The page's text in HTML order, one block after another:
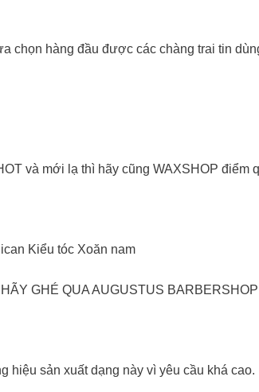
chọn hàng đầu được các chàng trai tin
và mới lạ thì hãy cũng WAXSHOP điểm
Kiểu tóc Xoăn nam
GHÉ QUA AUGUSTUS
hiệu sản xuất dạng này vì yêu cầu khá cao.